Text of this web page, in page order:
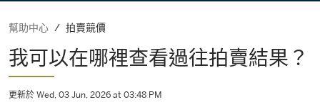
幫助中心 拍賣競價
我可以在哪裡查看過往拍賣結果？
更新於 Wed, 03 Jun, 2026 at 03:48 PM